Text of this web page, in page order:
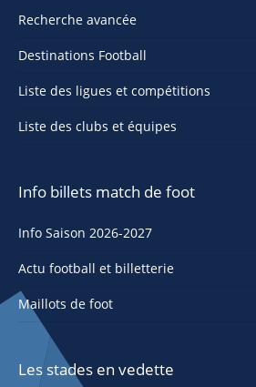
Recherche avancée
Destinations Football
Liste des ligues et compétitions
Liste des clubs et équipes
Info billets match de foot
Info Saison 2026-2027
Actu football et billetterie
Maillots de foot
Les stades en vedette